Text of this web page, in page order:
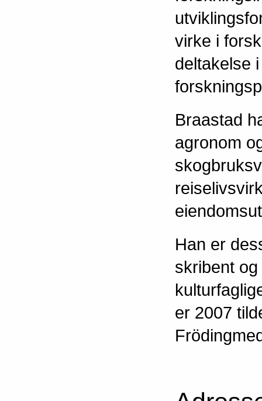
virke i
deltakelse
Braastad
agronom
Han er
skribent
er 2007